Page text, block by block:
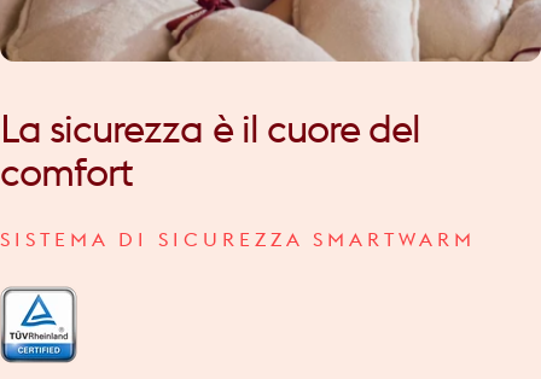
La sicurezza è il cuore del
comfort
SISTEMA DI SICUREZZA SMARTWARM